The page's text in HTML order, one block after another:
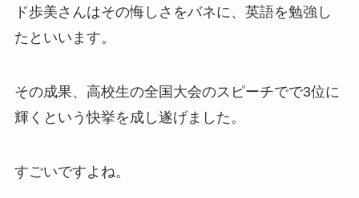
ド歩美さんはその悔しさをバネに、英語を勉強し
たといいます。
その成果、高校生の全国大会のスピーチでで3位に
輝くという快挙を成し遂げました。
すごいですよね。